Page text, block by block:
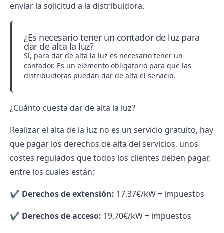
enviar la solicitud a la distribuidora.
¿Es necesario tener un contador de luz para
dar de alta la luz?
Sí, para dar de alta la luz es necesario tener un
contador. Es un elemento obligatorio para que las
distribuidoras puedan dar de alta el servicio.
¿Cuánto cuesta dar de alta la luz?
Realizar el alta de la luz no es un servicio gratuito, hay
que pagar los derechos de alta del servicios, unos
costes regulados que todos los clientes deben pagar,
entre los cuales están:
✔️ Derechos de extensión: 17,37€/kW + impuestos
✔️ Derechos de acceso: 19,70€/kW + impuestos